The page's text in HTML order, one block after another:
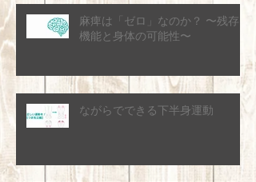
麻痺は「ゼロ」なのか？ 〜残存
機能と身体の可能性〜
ながらでできる下半身運動